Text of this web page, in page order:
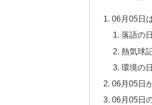
06月05日
落語の日
熱気球
環境の日
06月05日
06月05日